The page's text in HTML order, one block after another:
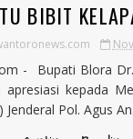
BIBIT
- Bupati Blora
apresiasi kepada
Pol. Agus